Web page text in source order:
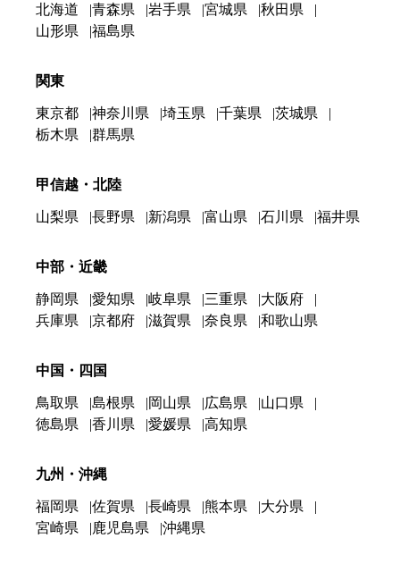
北海道 青森県 岩手県 宮城県
秋田県
山形県
福島県
関東
東京都 神奈川県 埼玉県 千葉県
茨城県
栃木県
群馬県
甲信越・北陸
山梨県 長野県 新潟県 富山県 石川県 福井県
中部・近畿
静岡県 愛知県 岐阜県 三重県
大阪府
兵庫県
京都府 滋賀県 奈良県 和歌山県
中国・四国
鳥取県 島根県 岡山県 広島県
山口県
徳島県
香川県 愛媛県 高知県
九州・沖縄
福岡県 佐賀県 長崎県 熊本県
大分県
宮崎県
鹿児島県 沖縄県